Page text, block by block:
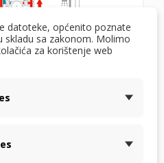
datoteke, općenito poznate
skladu sa zakonom. Molimo
za korištenje web